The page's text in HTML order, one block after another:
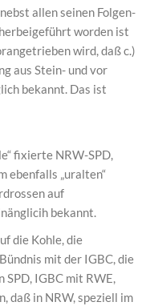
allen seinen Folgen-
worden ist
wird, daß c.)
aus Stein- und vor
bekannt. Das ist
fixierte NRW-SPD,
ebenfalls „uralten“
auf
bekannt.
die Kohle, die
mit der IGBC, die
SPD, IGBC mit RWE,
daß in NRW, speziell im